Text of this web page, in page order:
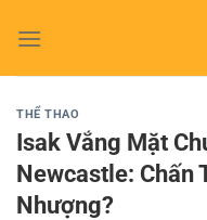
qua
THỂ THAO
Isak Vắng Mặt
Newcastle: Chấn
Nhượng?